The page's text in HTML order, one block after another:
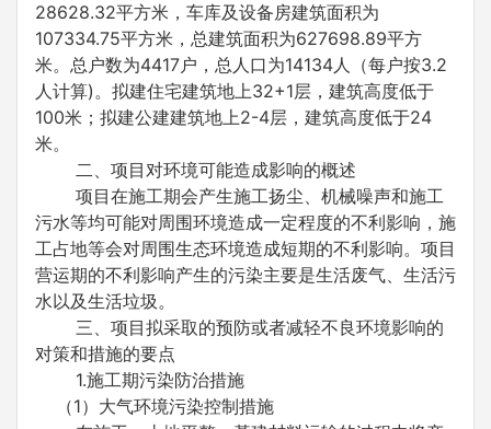
28628.32平方米，车库及设备房建筑面积为
107334.75平方米，总建筑面积为627698.89平方
米。总户数为4417户，总人口为14134人（每户按3.2
人计算)。拟建住宅建筑地上32+1层，建筑高度低于
100米；拟建公建建筑地上2-4层，建筑高度低于24
米。
二、项目对环境可能造成影响的概述
项目在施工期会产生施工扬尘、机械噪声和施工
污水等均可能对周围环境造成一定程度的不利影响，施
工占地等会对周围生态环境造成短期的不利影响。项目
营运期的不利影响产生的污染主要是生活废气、生活污
水以及生活垃圾。
三、项目拟采取的预防或者减轻不良环境影响的
对策和措施的要点
1.施工期污染防治措施
（1）大气环境污染控制措施